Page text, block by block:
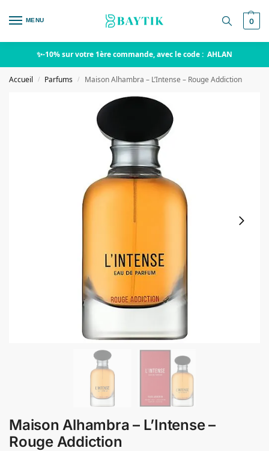
MENU 0
✨-10% sur votre 1ère commande, avec le code : AHLAN
Accueil / Parfums / Maison Alhambra – L’Intense – Rouge Addiction
Maison Alhambra – L’Intense –
Rouge Addiction